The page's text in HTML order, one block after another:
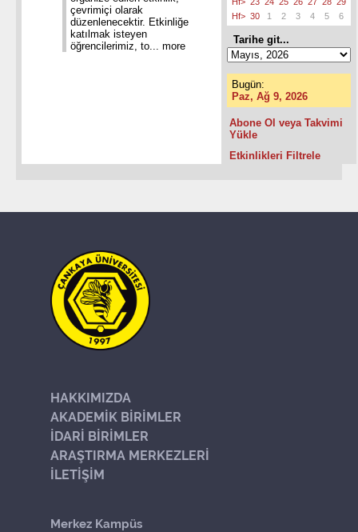
çevrimiçi olarak
düzenlenecektir. Etkinliğe
katılmak isteyen
öğrencilerimiz, to... more
Hf> 30 1 2 3 4 5 6
Tarihe git...
Bugün:
Paz, Ağ 9, 2026
Abone Ol veya Takvimi
Yükle
Etkinlikleri Filtrele
HAKKIMIZDA
AKADEMİK BİRİMLER
İDARİ BİRİMLER
ARAŞTIRMA MERKEZLERİ
İLETİŞİM
Merkez Kampüs